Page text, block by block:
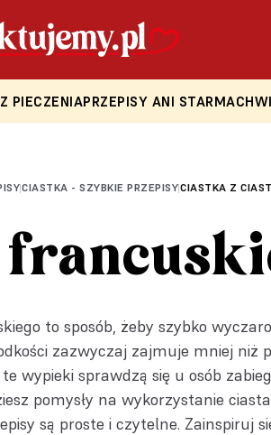
PIECZENIAPRZEPISY ANI STARMACH
|CIASTKA - SZYBKIE PRZEPISY|CIASTKA Z
to sposób, żeby szybko
zazwyczaj zajmuje mniej niż
wypieki sprawdzą się u osób
pomysły na wykorzystanie
są proste i czytelne. Zainspiruj